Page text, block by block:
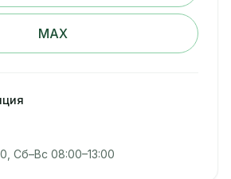
MAX
Сб–Вс 08:00–13:00